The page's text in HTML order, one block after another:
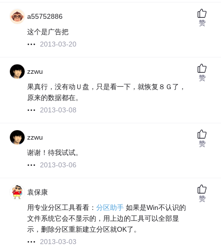
a55752886
这个是广告把
2013-03-20
赞
zzwu
果真行，没有动Ｕ盘，只是看一下，就恢复８Ｇ了，
原来的数据都在。
2013-03-08
赞
zzwu
谢谢！待我试试。
2013-03-06
赞
袁保康
用专业分区工具看看：分区助手 如果是Win不认识的
文件系统它会不显示的，用上边的工具可以全部显
示，删除分区重新建立分区就OK了。
2013-03-03
赞